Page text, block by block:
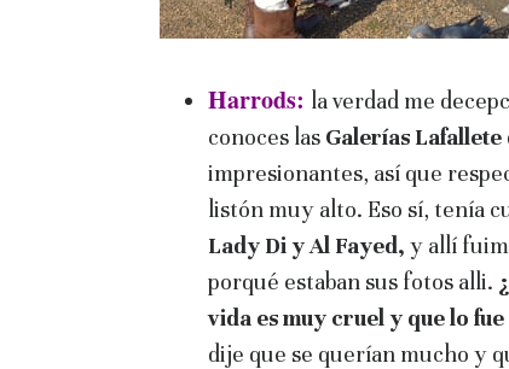
Harrods: la verdad me
conoces las Galerías Lafallete
impresionantes, así que
listón muy alto. Eso sí, tenía
Lady Di y Al Fayed, y allí
porqué estaban sus fotos alli.
vida es muy cruel y que lo
dije que se querían mucho y